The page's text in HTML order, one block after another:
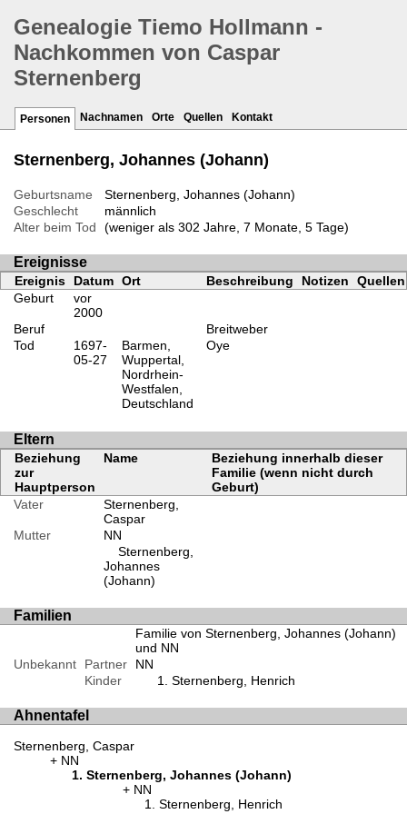
Genealogie Tiemo Hollmann -
Nachkommen von Caspar
Sternenberg
Personen Nachnamen Orte Quellen Kontakt
Sternenberg, Johannes (Johann)
Geburtsname
Sternenberg, Johannes (Johann)
Geschlecht
männlich
Alter beim Tod
(weniger als 302 Jahre, 7 Monate, 5 Tage)
Ereignisse
Ereignis Datum Ort Beschreibung Notizen
Quellen
Geburt
vor
2000
Beruf
Breitweber
Tod
1697-
05-27
Barmen,
Wuppertal,
Nordrhein-
Westfalen,
Deutschland
Oye
Eltern
Beziehung
zur
Hauptperson
Name
Beziehung innerhalb dieser
Familie (wenn nicht durch
Geburt)
Vater
Sternenberg,
Caspar
Mutter
NN
Sternenberg,
Johannes
(Johann)
Familien
Familie von Sternenberg, Johannes (Johann)
und NN
Unbekannt
Partner
NN
Kinder
Sternenberg, Henrich
Ahnentafel
Sternenberg, Caspar
NN
Sternenberg, Johannes (Johann)
NN
Sternenberg, Henrich